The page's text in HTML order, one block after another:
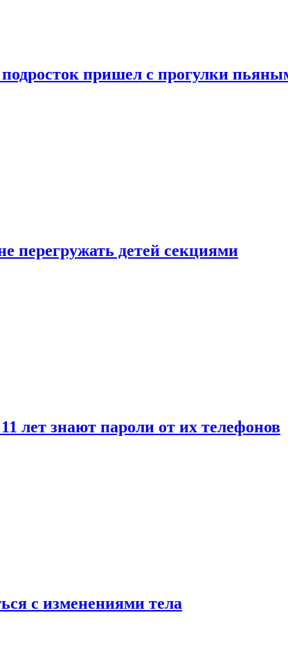
пришел с прогулки
перегружать детей секциями
лет знают пароли от их телефонов
с изменениями тела